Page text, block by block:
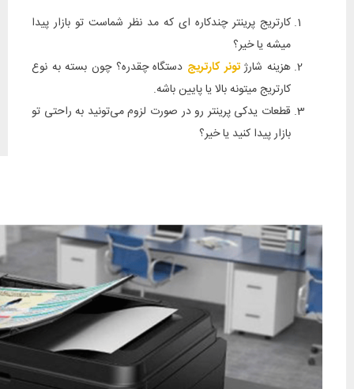
کارتریج پرینتر چندکاره ای که مد نظر شماست تو بازار پیدا
میشه یا خیر؟
هزینه شارژتونر کارتریج دستگاه چقدره؟ چون بسته به نوع
کارتریج میتونه بالا یا پایین باشه.
قطعات یدکی پرینتر رو در صورت لزوم می‌تونید به راحتی تو
بازار پیدا کنید یا خیر؟